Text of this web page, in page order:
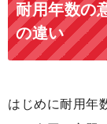
耐用年数の
の違い
はじめに耐用年